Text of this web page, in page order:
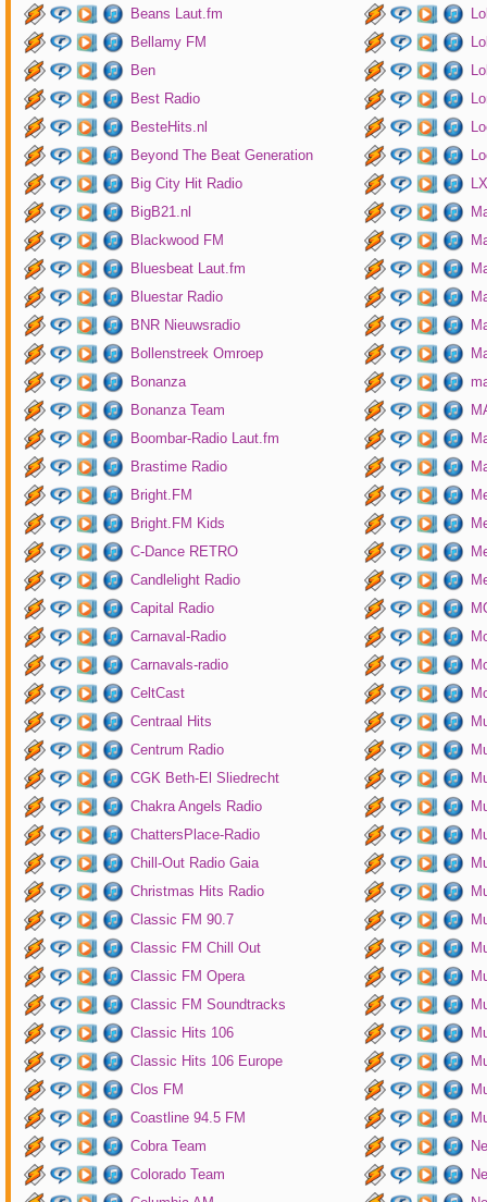
Beans Laut.fm
Bellamy FM
Ben
Best Radio
BesteHits.nl
Beyond The Beat Generation
Big City Hit Radio
BigB21.nl
Blackwood FM
Bluesbeat Laut.fm
Bluestar Radio
BNR Nieuwsradio
Bollenstreek Omroep
Bonanza
Bonanza Team
Boombar-Radio Laut.fm
Brastime Radio
Bright.FM
Bright.FM Kids
C-Dance RETRO
Candlelight Radio
Capital Radio
Carnaval-Radio
Carnavals-radio
CeltCast
Centraal Hits
Centrum Radio
CGK Beth-El Sliedrecht
Chakra Angels Radio
ChattersPlace-Radio
Chill-Out Radio Gaia
Christmas Hits Radio
Classic FM 90.7
Classic FM Chill Out
Classic FM Opera
Classic FM Soundtracks
Classic Hits 106
Classic Hits 106 Europe
Clos FM
Coastline 94.5 FM
Cobra Team
Colorado Team